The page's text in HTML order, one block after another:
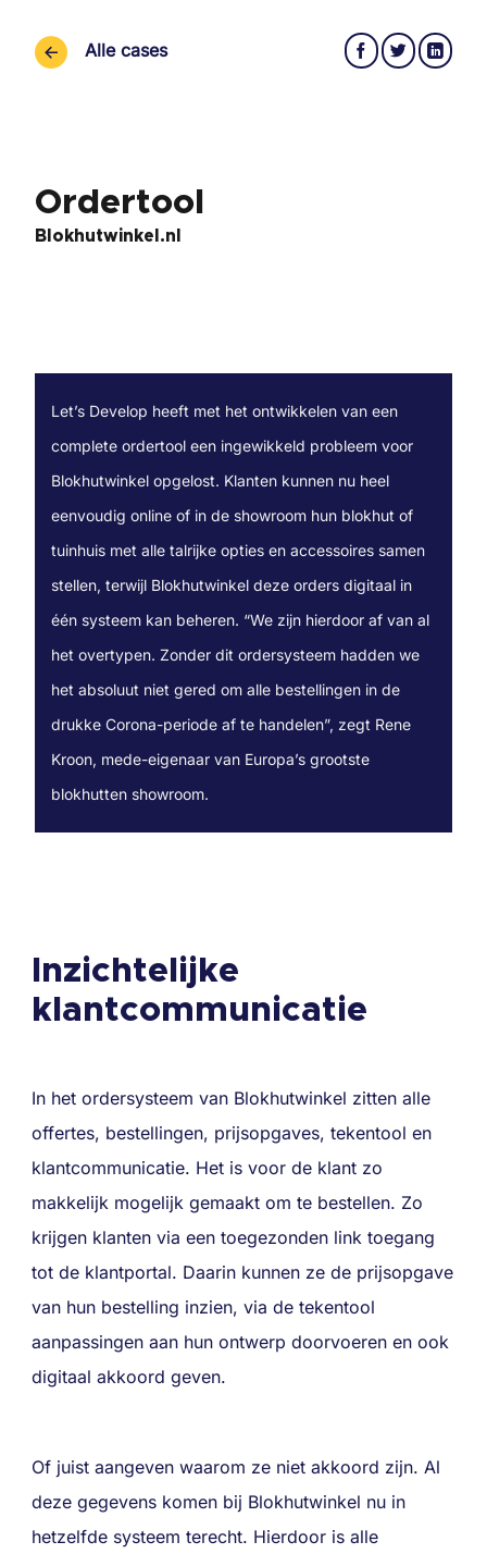
inhoud
Alle cases
Let’s Develop heeft met het ontwikkelen van een
complete ordertool een ingewikkeld probleem voor
Blokhutwinkel opgelost. Klanten kunnen nu heel
eenvoudig online of in de showroom hun blokhut of
tuinhuis met alle talrijke opties en accessoires samen
stellen, terwijl Blokhutwinkel deze orders digitaal in
één systeem kan beheren. “We zijn hierdoor af van al
het overtypen. Zonder dit ordersysteem hadden we
het absoluut niet gered om alle bestellingen in de
drukke Corona-periode af te handelen”, zegt Rene
Kroon, mede-eigenaar van Europa’s grootste
blokhutten showroom.
Ordertool
Blokhutwinkel.nl
Inzichtelijke
klantcommunicatie
In het ordersysteem van Blokhutwinkel zitten alle
offertes, bestellingen, prijsopgaves, tekentool en
klantcommunicatie. Het is voor de klant zo
makkelijk mogelijk gemaakt om te bestellen. Zo
krijgen klanten via een toegezonden link toegang
tot de klantportal. Daarin kunnen ze de prijsopgave
van hun bestelling inzien, via de tekentool
aanpassingen aan hun ontwerp doorvoeren en ook
digitaal akkoord geven.
Of juist aangeven waarom ze niet akkoord zijn. Al
deze gegevens komen bij Blokhutwinkel nu in
hetzelfde systeem terecht. Hierdoor is alle